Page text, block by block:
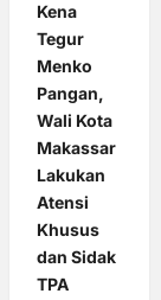
Kena
Tegur
Menko
Pangan,
Wali Kota
Makassar
Lakukan
Atensi
Khusus
dan Sidak
TPA